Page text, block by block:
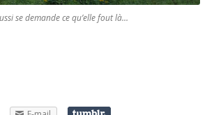
se demande ce qu’elle fout là…